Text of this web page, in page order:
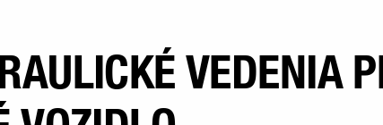
VEDENIA